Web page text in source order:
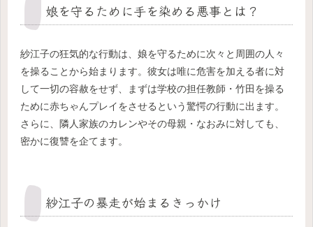
娘を守るために手を染める悪事とは？
紗江子の狂気的な行動は、娘を守るために次々と周囲の人々
を操ることから始まります。彼女は唯に危害を加える者に対
して一切の容赦をせず、まずは学校の担任教師・竹田を操る
ために赤ちゃんプレイをさせるという驚愕の行動に出ます。
さらに、隣人家族のカレンやその母親・なおみに対しても、
密かに復讐を企てます。
紗江子の暴走が始まるきっかけ